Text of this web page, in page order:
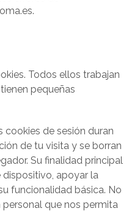
Todos ellos trabajan
pequeñas
cookies de sesión duran
de tu visita y se borran
Su finalidad principal
apoyar la
funcionalidad básica. No
que nos permita